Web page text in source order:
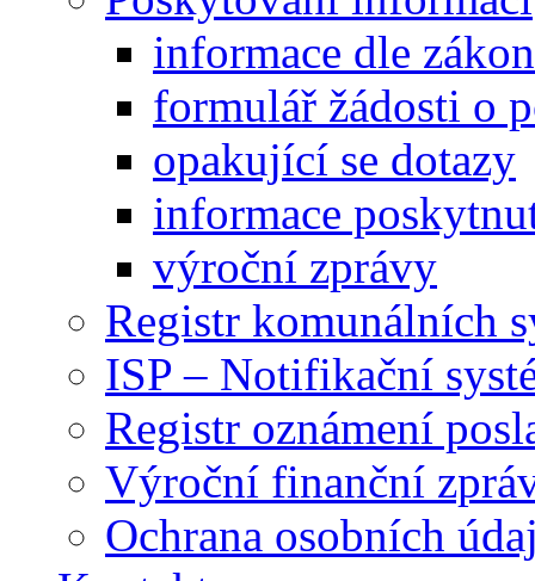
informace dle
formulář žádosti o
opakující se dotazy
informace
výroční zprávy
Registr komunálních
ISP – Notifikační
Registr oznámení
Výroční finanční
Ochrana osobních